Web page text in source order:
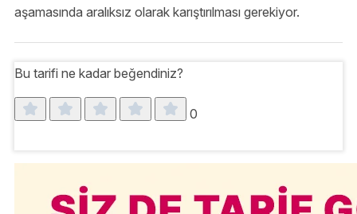
aşamasında aralıksız olarak karıştırılması gerekiyor.
Bu tarifi ne kadar beğendiniz?
0